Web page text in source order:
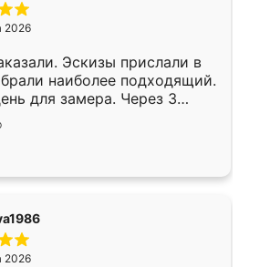
2026
Эскизы прислали в
наиболее подходящий.
для замера. Через 3
уже готова. Остались
Спасибо Ренессанс
работу!
2026